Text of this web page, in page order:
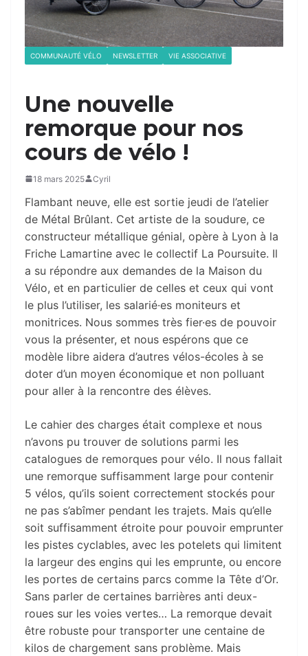
COMMUNAUTÉ VÉLO NEWSLETTER VIE ASSOCIATIVE
Une nouvelle
remorque pour nos
cours de vélo !
18 mars 2025 Cyril
Flambant neuve, elle est sortie jeudi de l’atelier
de Métal Brûlant. Cet artiste de la soudure, ce
constructeur métallique génial, opère à Lyon à la
Friche Lamartine avec le collectif La Poursuite. Il
a su répondre aux demandes de la Maison du
Vélo, et en particulier de celles et ceux qui vont
le plus l’utiliser, les salarié·es moniteurs et
monitrices. Nous sommes très fier·es de pouvoir
vous la présenter, et nous espérons que ce
modèle libre aidera d’autres vélos-écoles à se
doter d’un moyen économique et non polluant
pour aller à la rencontre des élèves.
Le cahier des charges était complexe et nous
n’avons pu trouver de solutions parmi les
catalogues de remorques pour vélo. Il nous fallait
une remorque suffisamment large pour contenir
5 vélos, qu’ils soient correctement stockés pour
ne pas s’abîmer pendant les trajets. Mais qu’elle
soit suffisamment étroite pour pouvoir emprunter
les pistes cyclables, avec les potelets qui limitent
la largeur des engins qui les emprunte, ou encore
les portes de certains parcs comme la Tête d’Or.
Sans parler de certaines barrières anti deux-
roues sur les voies vertes… La remorque devait
être robuste pour transporter une centaine de
kilos de chargement sans problème. Mais